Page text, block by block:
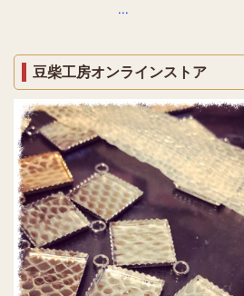
...
豆柴工房オンラインストア